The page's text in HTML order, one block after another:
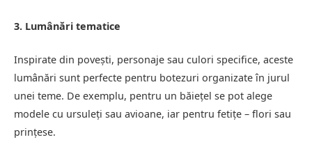
3. Lumânări tematice
Inspirate din povești, personaje sau culori specifice, aceste
lumânări sunt perfecte pentru botezuri organizate în jurul
unei teme. De exemplu, pentru un băiețel se pot alege
modele cu ursuleți sau avioane, iar pentru fetițe – flori sau
prințese.